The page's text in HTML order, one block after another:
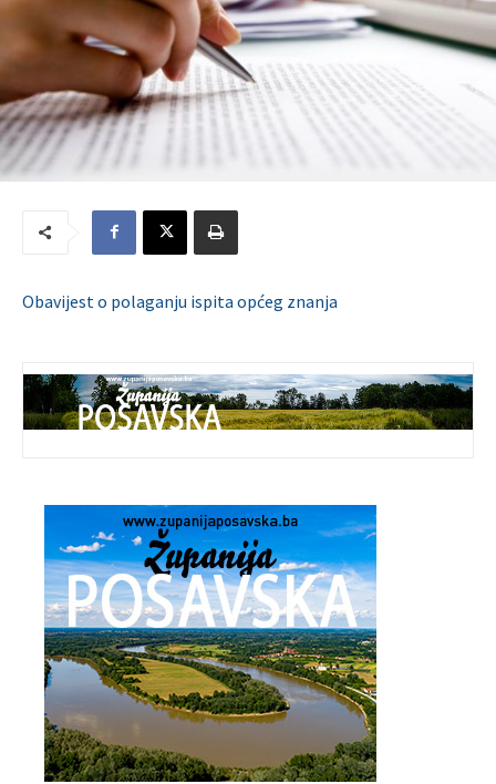
Obavijest o polaganju ispita općeg znanja